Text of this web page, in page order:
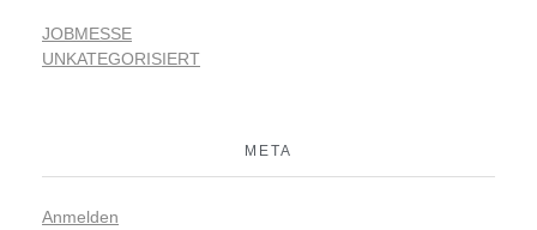
JOBMESSE
UNKATEGORISIERT
META
Anmelden